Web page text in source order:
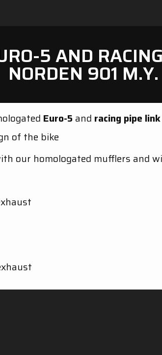
5 AND
NORDEN 901
Euro-5 and racing pipe link
of the bike
our homologated mufflers and